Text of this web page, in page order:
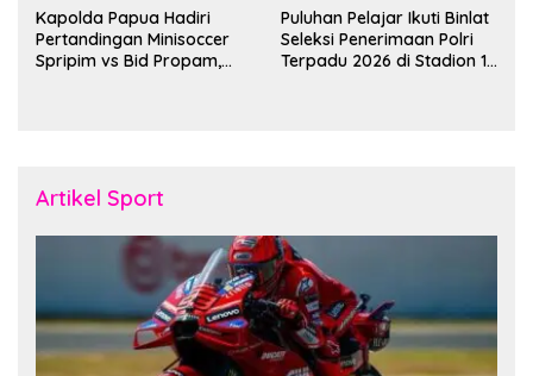
Kapolda Papua Hadiri
Pertandingan Minisoccer
Spripim vs Bid Propam,
Puluhan Pelajar Ikuti Binlat
Seleksi Penerimaan Polri
Terpadu 2026 di Stadion 16
Artikel Sport